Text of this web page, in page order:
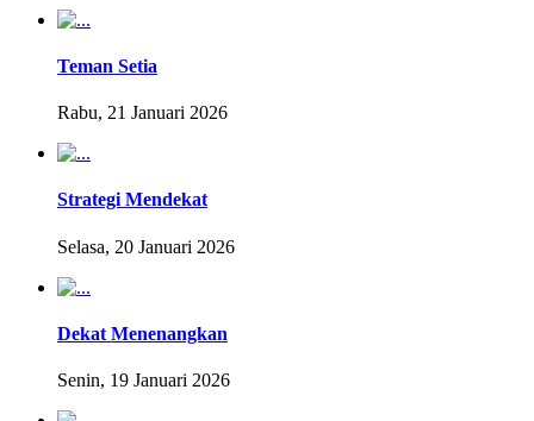
Teman Setia
Rabu, 21 Januari 2026
Strategi Mendekat
Selasa, 20 Januari 2026
Dekat Menenangkan
Senin, 19 Januari 2026